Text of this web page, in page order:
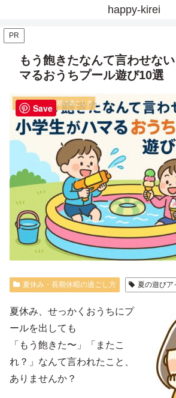
happy-kirei
PR
もう飽きたなんて言わせな
マるおうちプール遊び10選
夏休み・長期休暇の過ごし方
夏休み・長期休暇の過ごし方 夏の遊びア
夏休み、せっかくおうちにプ
ールを出しても
「もう飽きた〜」「またこ
れ？」なんて言われたこと、
ありませんか？
Save